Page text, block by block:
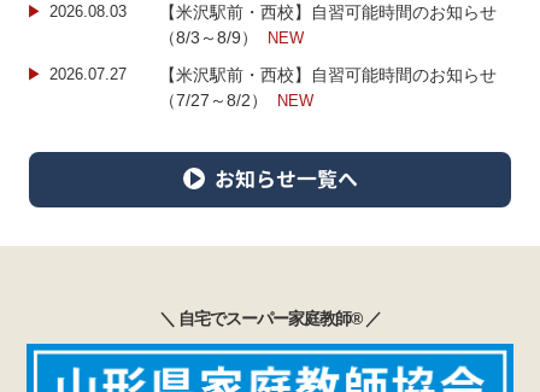
2026.08.03
【米沢駅前・西校】自習可能時間のお知らせ
（8/3～8/9）
NEW
2026.07.27
【米沢駅前・西校】自習可能時間のお知らせ
（7/27～8/2）
NEW
お知らせ一覧へ
＼ 自宅でスーパー家庭教師®／